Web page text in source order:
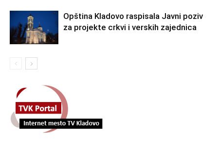
Opština Kladovo raspisala Javni poziv
za projekte crkvi i verskih zajednica